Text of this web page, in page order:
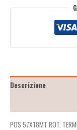
Descrizione
POS 57X18MT ROT.